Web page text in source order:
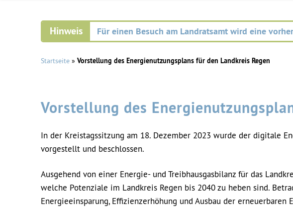
Für einen Besuch am Landratsamt wird eine
Startseite » Vorstellung des Energienutzungsplans für den Landkreis Regen
Vorstellung des
In der Kreistagssitzung am 18. Dezember 2023 wurde der digitale
vorgestellt und beschlossen.
Ausgehend von einer Energie- und Treibhausgasbilanz für das
welche Potenziale im Landkreis Regen bis 2040 zu heben sind.
Energieeinsparung, Effizienzerhöhung und Ausbau der